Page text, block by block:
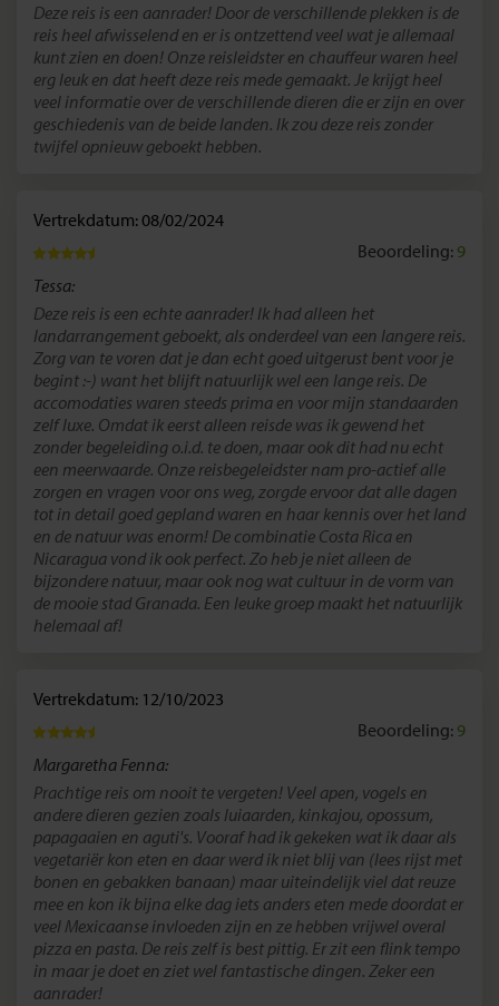
Deze reis is een aanrader! Door de verschillende plekken is de
reis heel afwisselend en er is ontzettend veel wat je allemaal
kunt zien en doen! Onze reisleidster en chauffeur waren heel
erg leuk en dat heeft deze reis mede gemaakt. Je krijgt heel
veel informatie over de verschillende dieren die er zijn en over
geschiedenis van de beide landen. Ik zou deze reis zonder
twijfel opnieuw geboekt hebben.
Vertrekdatum: 08/02/2024
Beoordeling: 9
Tessa:
Deze reis is een echte aanrader! Ik had alleen het
landarrangement geboekt, als onderdeel van een langere reis.
Zorg van te voren dat je dan echt goed uitgerust bent voor je
begint :-) want het blijft natuurlijk wel een lange reis. De
accomodaties waren steeds prima en voor mijn standaarden
zelf luxe. Omdat ik eerst alleen reisde was ik gewend het
zonder begeleiding o.i.d. te doen, maar ook dit had nu echt
een meerwaarde. Onze reisbegeleidster nam pro-actief alle
zorgen en vragen voor ons weg, zorgde ervoor dat alle dagen
tot in detail goed gepland waren en haar kennis over het land
en de natuur was enorm! De combinatie Costa Rica en
Nicaragua vond ik ook perfect. Zo heb je niet alleen de
bijzondere natuur, maar ook nog wat cultuur in de vorm van
de mooie stad Granada. Een leuke groep maakt het natuurlijk
helemaal af!
Vertrekdatum: 12/10/2023
Beoordeling: 9
Margaretha Fenna:
Prachtige reis om nooit te vergeten! Veel apen, vogels en
andere dieren gezien zoals luiaarden, kinkajou, opossum,
papagaaien en aguti's. Vooraf had ik gekeken wat ik daar als
vegetariër kon eten en daar werd ik niet blij van (lees rijst met
bonen en gebakken banaan) maar uiteindelijk viel dat reuze
mee en kon ik bijna elke dag iets anders eten mede doordat er
veel Mexicaanse invloeden zijn en ze hebben vrijwel overal
pizza en pasta. De reis zelf is best pittig. Er zit een flink tempo
in maar je doet en ziet wel fantastische dingen. Zeker een
aanrader!